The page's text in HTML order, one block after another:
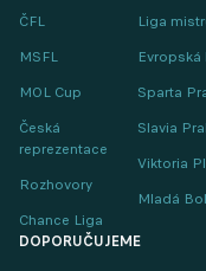
ČFL
MSFL
MOL Cup
Česká
reprezentace
Rozhovory
Chance Liga
Liga
Evropská
Sparta
Slavia
Viktoria
Mladá
DOPORUČUJEME